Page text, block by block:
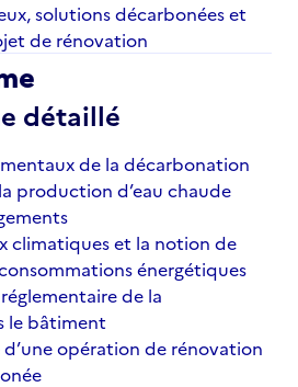
solutions décarbonées et
de rénovation
détaillé
de la décarbonation
production d’eau chaude
climatiques et la notion de
énergétiques
de la
le bâtiment
opération de rénovation